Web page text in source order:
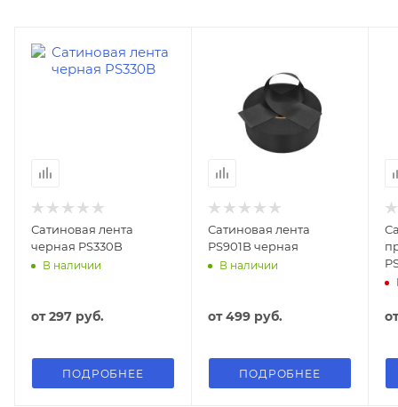
Сатиновая лента
черная PS330B
В наличии
от297 руб.
ПОДРОБНЕЕ
Сатиновая лента
PS901B черная
В наличии
от499 руб.
ПОДРОБНЕЕ